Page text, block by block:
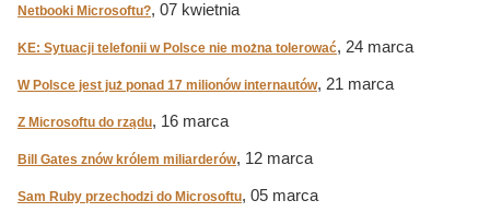
Netbooki Microsoftu?, 07 kwietnia
KE: Sytuacji telefonii w Polsce nie można tolerować, 24 marca
W Polsce jest już ponad 17 milionów internautów, 21 marca
Z Microsoftu do rządu, 16 marca
Bill Gates znów królem miliarderów, 12 marca
Sam Ruby przechodzi do Microsoftu, 05 marca